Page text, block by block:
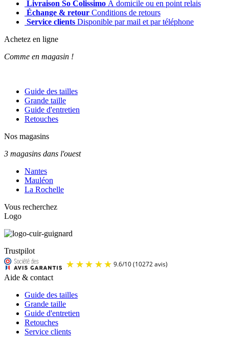
Livraison So Colissimo À domicile ou en point relais
Échange & retour Conditions de retours
Service clients Disponible par mail et par téléphone
Achetez en ligne
Comme en magasin !
Guide des tailles
Grande taille
Guide d'entretien
Retouches
Nos magasins
3 magasins dans l'ouest
Nantes
Mauléon
La Rochelle
Vous recherchez
Logo
Trustpilot
Aide & contact
Guide des tailles
Grande taille
Guide d'entretien
Retouches
Service clients